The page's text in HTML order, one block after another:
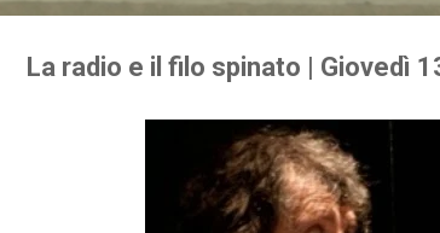
La radio e il filo spinato | Giovedì